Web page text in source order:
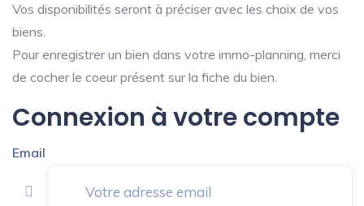
Vos disponibilités seront à préciser avec les choix de vos
biens.
Pour enregistrer un bien dans votre immo-planning, merci
de cocher le coeur présent sur la fiche du bien.
Connexion à votre compte
Email